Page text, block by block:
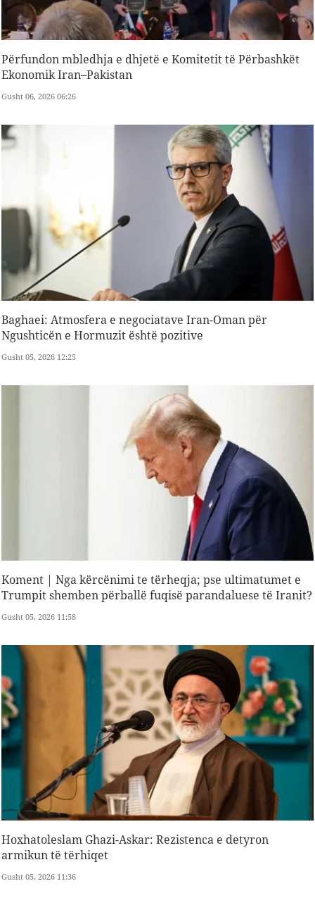
Përfundon mbledhja e dhjetë e Komitetit të Përbashkët
Ekonomik Iran–Pakistan
Gusht 06, 2026 06:26
Baghaei: Atmosfera e negociatave Iran-Oman për
Ngushticën e Hormuzit është pozitive
Gusht 05, 2026 12:25
Koment | Nga kërcënimi te tërheqja; pse ultimatumet e
Trumpit shemben përballë fuqisë parandaluese të Iranit?
Gusht 05, 2026 11:58
Hoxhatoleslam Ghazi-Askar: Rezistenca e detyron
armikun të tërhiqet
Gusht 05, 2026 11:36